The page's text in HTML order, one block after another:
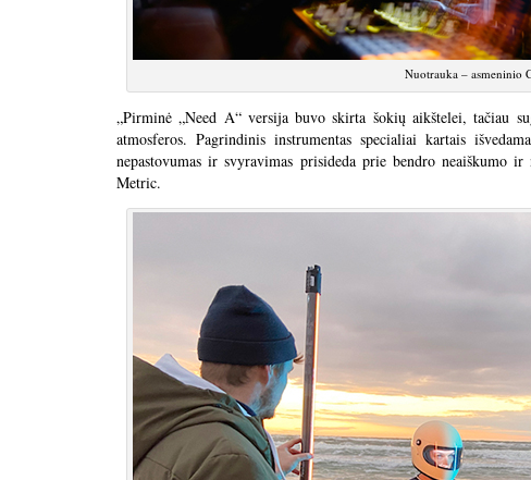
Nuotrauka – asmeninio
„Pirminė „Need A“ versija buvo skirta šokių aikštelei, tačiau
atmosferos. Pagrindinis instrumentas specialiai kartais
nepastovumas ir svyravimas prisideda prie bendro
Metric.